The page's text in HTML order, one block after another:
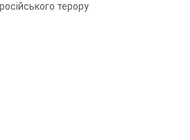
терору